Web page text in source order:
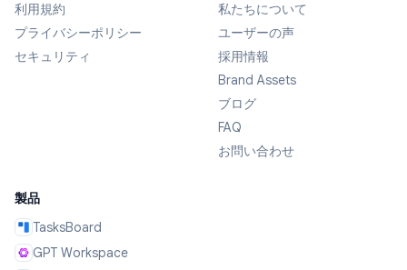
利用規約
プライバシーポリシー
セキュリティ
私たちについて
ユーザーの声
採用情報
Brand Assets
ブログ
FAQ
お問い合わせ
製品
TasksBoard
GPT Workspace